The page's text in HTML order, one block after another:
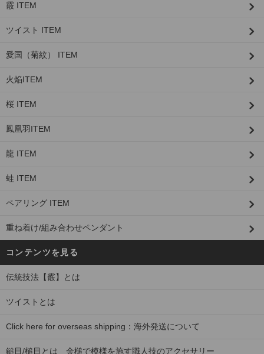
霰 ITEM
ツイスト ITEM
愛国（菊紋） ITEM
火焔ITEM
桜 ITEM
鳳凰羽ITEM
龍 ITEM
蛙 ITEM
ペアリング ITEM
重ね着け/組み合わせペンダント
コンテンツを見る
伝統技法【霰】とは
ツイストとは
Click here for overseas shipping：海外発送について
鎚目/槌目とは 金槌で模様を施す職人技のアクセサリー